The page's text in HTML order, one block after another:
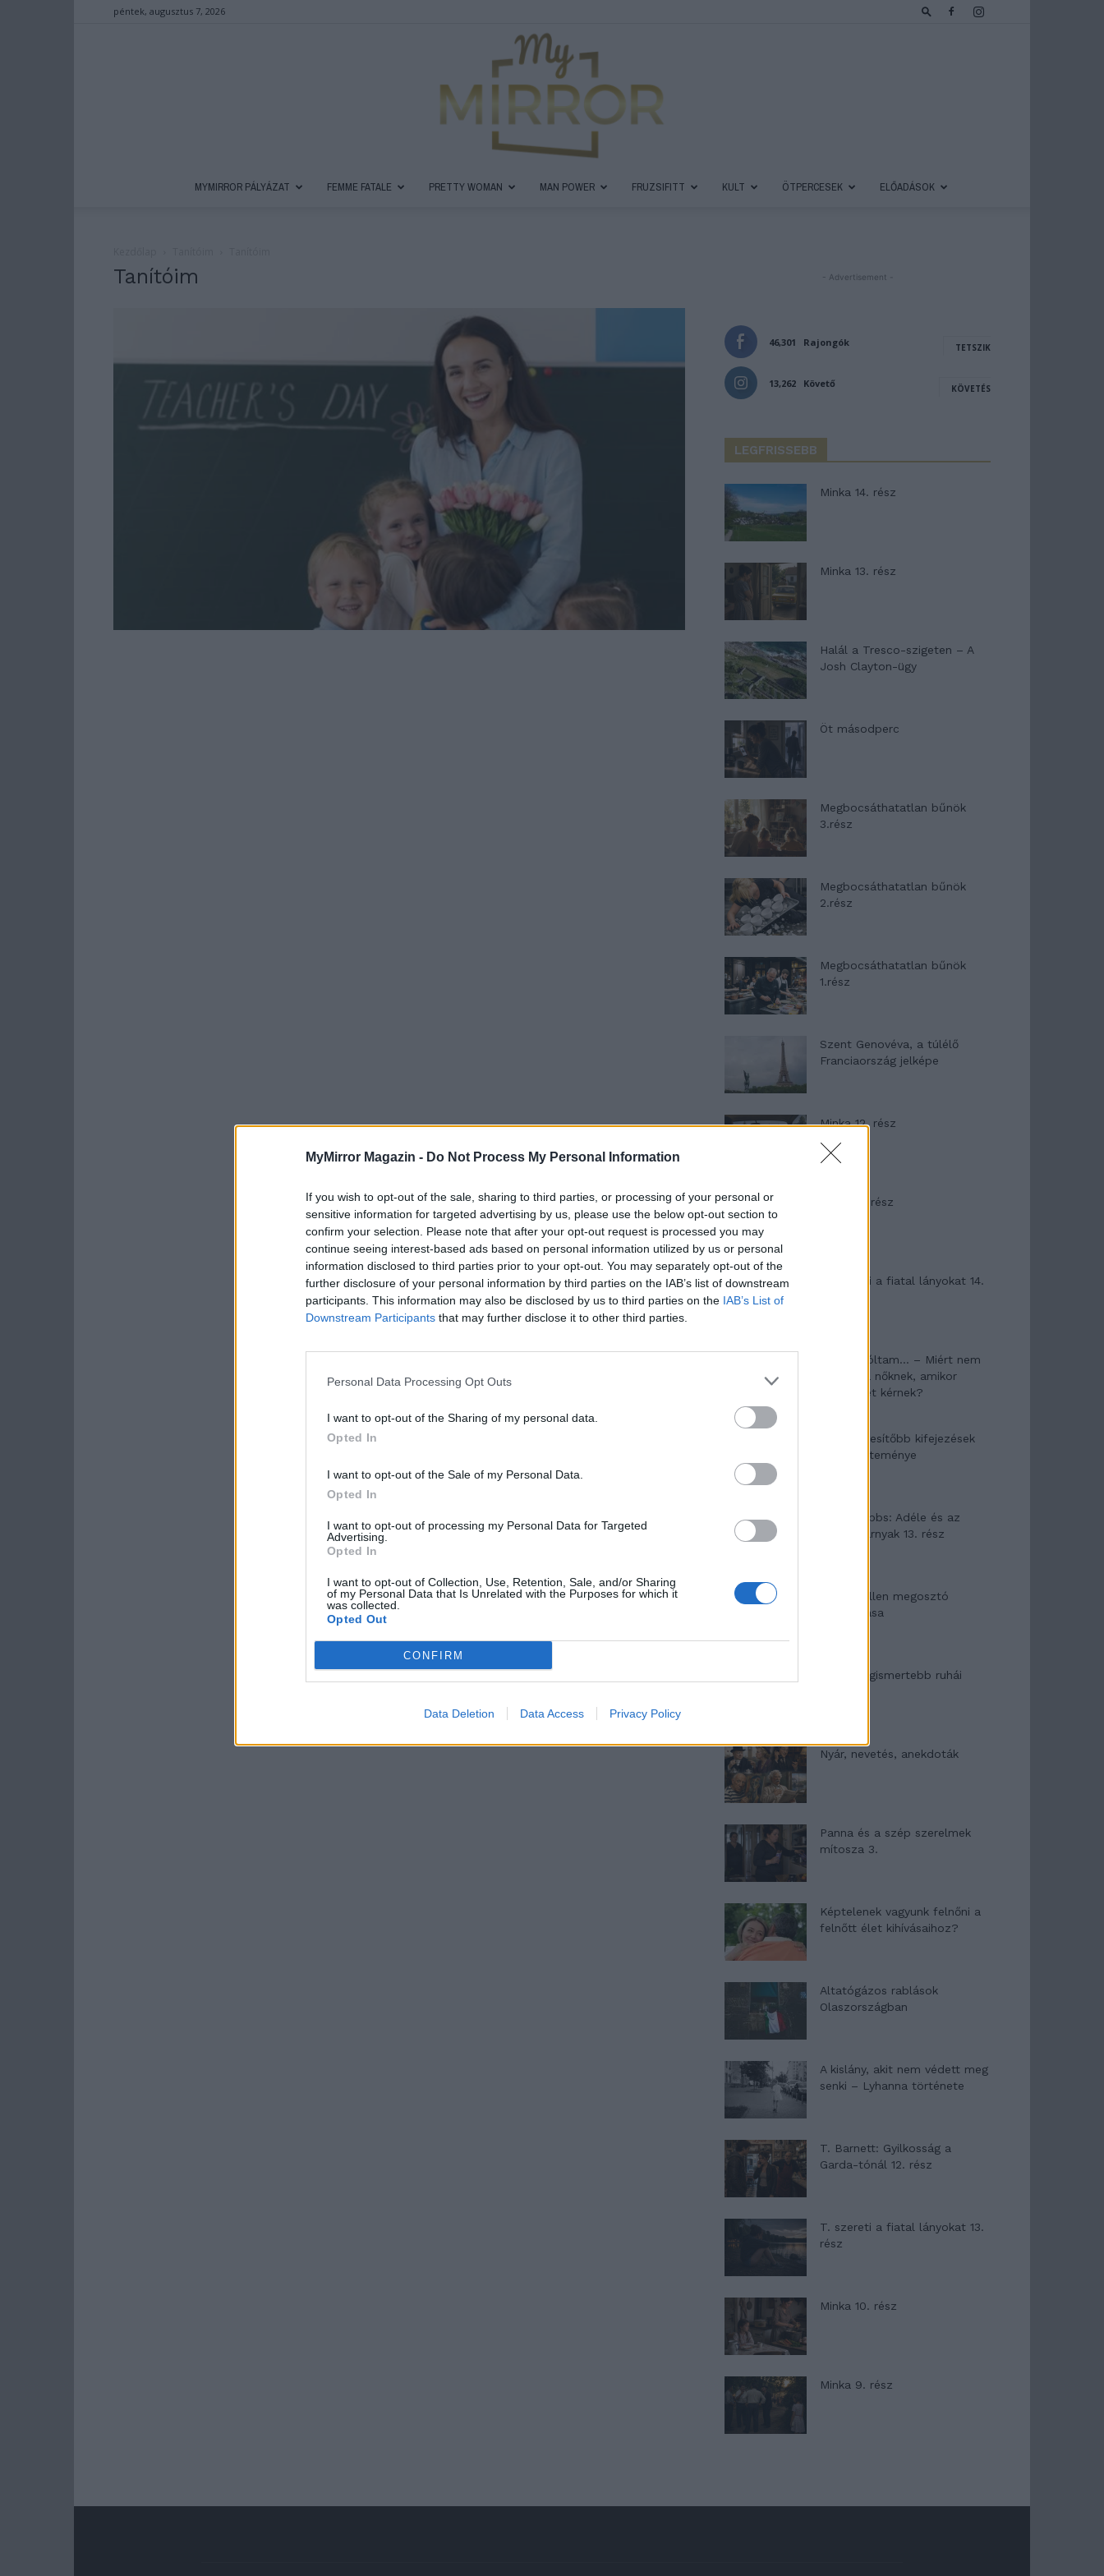
MyMirror Magazin - Do Not Process My Personal Information
If you wish to opt-out of the sale, sharing to third parties, or processing of your personal or
sensitive information for targeted advertising by us, please use the below opt-out section to
confirm your selection. Please note that after your opt-out request is processed you may
continue seeing interest-based ads based on personal information utilized by us or personal
information disclosed to third parties prior to your opt-out. You may separately opt-out of the
further disclosure of your personal information by third parties on the IAB’s list of downstream
participants. This information may also be disclosed by us to third parties on the IAB’s List of
Downstream Participants that may further disclose it to other third parties.
Personal Data Processing Opt Outs
I want to opt-out of the Sharing of my personal data.
Opted In
I want to opt-out of the Sale of my Personal Data.
Opted In
I want to opt-out of processing my Personal Data for Targeted
Advertising.
Opted In
I want to opt-out of Collection, Use, Retention, Sale, and/or Sharing
of my Personal Data that Is Unrelated with the Purposes for which it
was collected.
Opted Out
CONFIRM
Data Deletion Data Access Privacy Policy
péntek, augusztus 7, 2026
MYMIRROR PÁLYÁZAT FEMME FATALE PRETTY WOMAN MAN POWER FRUZSIFITT KULT ÖTPERCESEK ELŐADÁSOK
Tanítóim - Advertisement -
46,301 Rajongók TETSZIK
13,262 Követő KÖVETÉS
LEGFRISSEBB
Minka 14. rész
Minka 13. rész
Halál a Tresco-szigeten – A
Josh Clayton-ügy
Öt másodperc
Megbocsáthatatlan bűnök
3.rész
Megbocsáthatatlan bűnök
2.rész
Megbocsáthatatlan bűnök
1.rész
Szent Genovéva, a túlélő
Franciaország jelképe
Minka 12. rész
Minka 11. rész
T. szereti a fiatal lányokat 14.
Pedig szóltam… – Miért nem
hiszünk a nőknek, amikor
segítséget kérnek?
A legidegesítőbb kifejezések
laza gyűjteménye
Elyna Robbs: Adéle és az
örökölt árnyak 13. rész
Woody Allen megosztó
zsenialitása
A világ legismertebb ruhái
Nyár, nevetés, anekdoták
Panna és a szép szerelmek
mítosza 3.
Képtelenek vagyunk felnőni a
felnőtt élet kihívásaihoz?
Altatógázos rablások
Olaszországban
A kislány, akit nem védett meg
senki – Lyhanna története
T. Barnett: Gyilkosság a
Garda-tónál 12. rész
T. szereti a fiatal lányokat 13.
rész
Minka 10. rész
Minka 9. rész